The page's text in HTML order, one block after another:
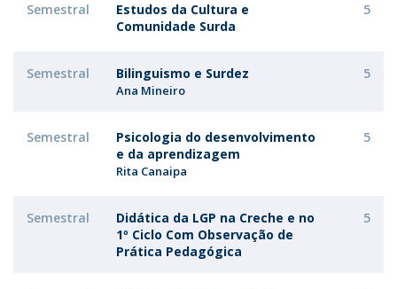
Semestral
Estudos da Cultura e
Comunidade Surda
5
Semestral Bilinguismo e Surdez
Ana Mineiro
5
Semestral
Psicologia do desenvolvimento
e da aprendizagem
Rita Canaipa
5
Semestral
Didática da LGP na Creche e no
1º Ciclo Com Observação de
Prática Pedagógica
5